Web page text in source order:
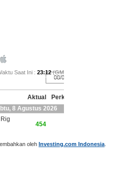
oleh Investing.com Indonesia